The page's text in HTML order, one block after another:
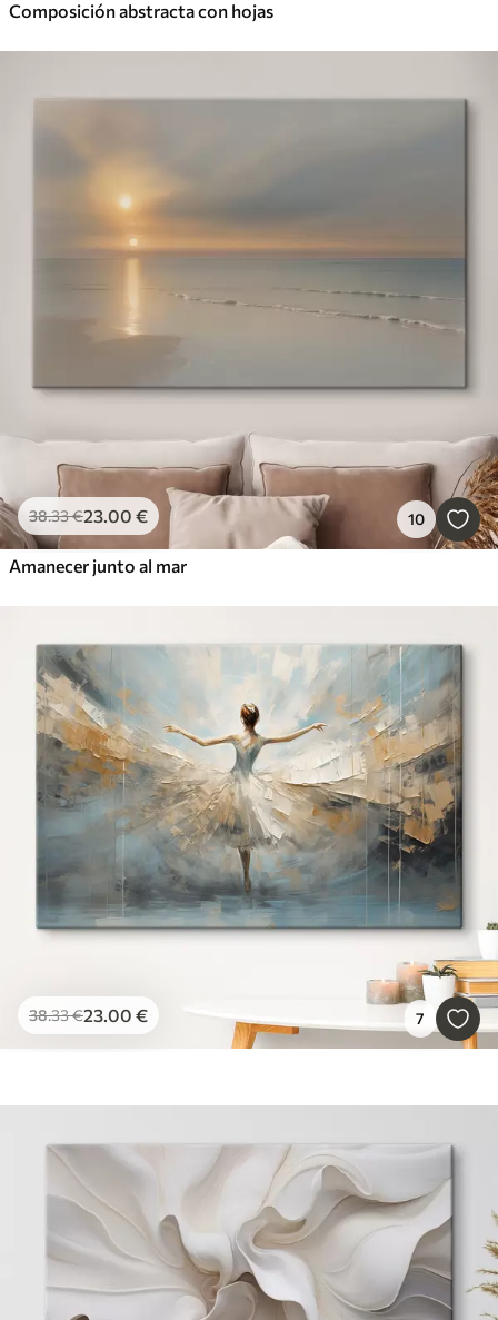
Composición abstracta con hojas
38.33€23.00 € 10
Amanecer junto al mar
38.33€23.00 € 7